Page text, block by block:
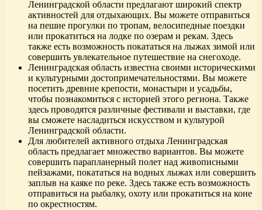
Ленинградской области предлагают широкий спектр
активностей для отдыхающих. Вы можете отправиться
на пешие прогулки по тропам, велосипедные поездки
или прокатиться на лодке по озерам и рекам. Здесь
также есть возможность покататься на лыжах зимой или
совершить увлекательное путешествие на снегоходе.
Ленинградская область известна своими историческими
и культурными достопримечательностями. Вы можете
посетить древние крепости, монастыри и усадьбы,
чтобы познакомиться с историей этого региона. Также
здесь проводятся различные фестивали и выставки, где
вы сможете насладиться искусством и культурой
Ленинградской области.
Для любителей активного отдыха Ленинградская
область предлагает множество вариантов. Вы можете
совершить парапланерный полет над живописными
пейзажами, покататься на водных лыжах или совершить
заплыв на каяке по реке. Здесь также есть возможность
отправиться на рыбалку, охоту или прокатиться на коне
по окрестностям.